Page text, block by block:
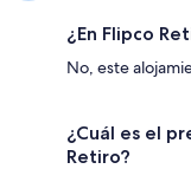
¿En Flipco
No, este
¿Cuál es el
Retiro?